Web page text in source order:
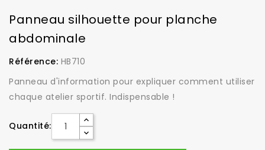
Panneau silhouette pour planche
abdominale
Référence: HB710
Panneau d'information pour expliquer comment utiliser
chaque atelier sportif. Indispensable !
Quantité: